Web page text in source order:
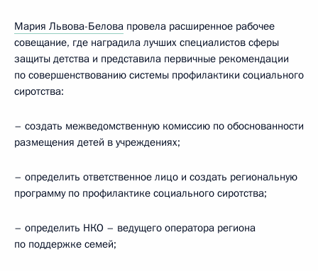
Мария Львова-Белова провела расширенное рабочее
совещание, где наградила лучших специалистов сферы
защиты детства и представила первичные рекомендации
по совершенствованию системы профилактики социального
сиротства:
– создать межведомственную комиссию по обоснованности
размещения детей в учреждениях;
– определить ответственное лицо и создать региональную
программу по профилактике социального сиротства;
– определить НКО – ведущего оператора региона
по поддержке семей;